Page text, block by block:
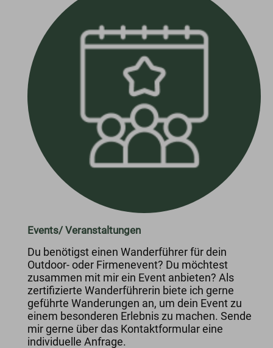
Events/ Veranstaltungen
Du benötigst einen Wanderführer für dein
Outdoor- oder Firmenevent? Du möchtest
zusammen mit mir ein Event anbieten? Als
zertifizierte Wanderführerin biete ich gerne
geführte Wanderungen an, um dein Event zu
einem besonderen Erlebnis zu machen. Sende
mir gerne über das Kontaktformular eine
individuelle Anfrage.